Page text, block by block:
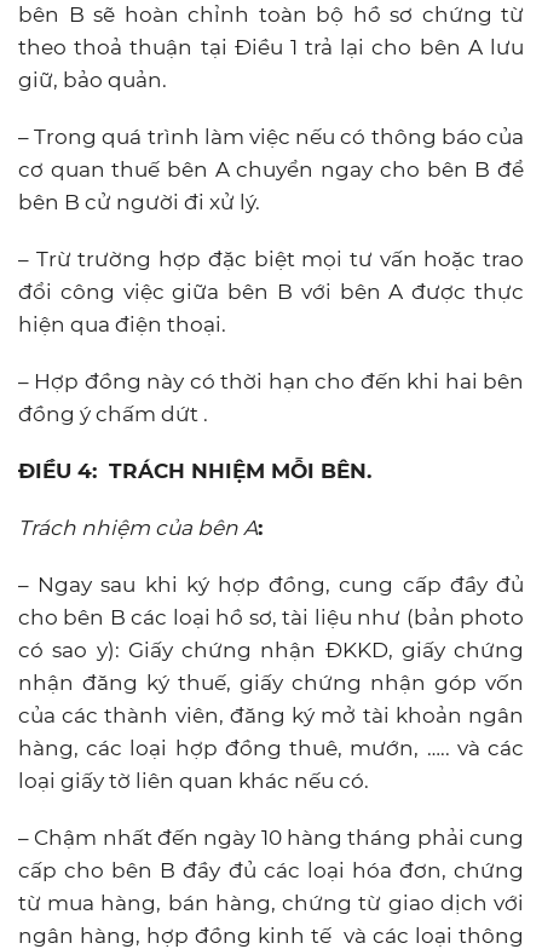
bên B sẽ hoàn chỉnh toàn bộ hồ sơ chứng từ
theo thoả thuận tại Điều 1 trả lại cho bên A lưu
giữ, bảo quản.
– Trong quá trình làm việc nếu có thông báo của
cơ quan thuế bên A chuyển ngay cho bên B để
bên B cử người đi xử lý.
– Trừ trường hợp đặc biệt mọi tư vấn hoặc trao
đổi công việc giữa bên B với bên A được thực
hiện qua điện thoại.
– Hợp đồng này có thời hạn cho đến khi hai bên
đồng ý chấm dứt .
ĐIỀU 4: TRÁCH NHIỆM MỖI BÊN.
Trách nhiệm của bên A:
– Ngay sau khi ký hợp đồng, cung cấp đầy đủ
cho bên B các loại hồ sơ, tài liệu như (bản photo
có sao y): Giấy chứng nhận ĐKKD, giấy chứng
nhận đăng ký thuế, giấy chứng nhận góp vốn
của các thành viên, đăng ký mở tài khoản ngân
hàng, các loại hợp đồng thuê, mướn, ….. và các
loại giấy tờ liên quan khác nếu có.
– Chậm nhất đến ngày 10 hàng tháng phải cung
cấp cho bên B đầy đủ các loại hóa đơn, chứng
từ mua hàng, bán hàng, chứng từ giao dịch với
ngân hàng, hợp đồng kinh tế và các loại thông